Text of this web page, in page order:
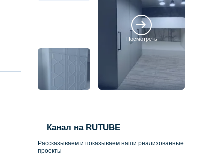
Посмотреть
Канал на RUTUBE
Рассказываем и показываем наши реализованные
проекты